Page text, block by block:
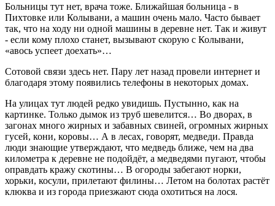
Больницы тут нет, врача тоже. Ближайшая больница - в
Пихтовке или Колывани, а машин очень мало. Часто бывает
так, что на ходу ни одной машины в деревне нет. Так и живут
- если кому плохо станет, вызывают скорую с Колывани,
«авось успеет доехать»…
Сотовой связи здесь нет. Пару лет назад провели интернет и
благодаря этому появились телефоны в некоторых домах.
На улицах тут людей редко увидишь. Пустынно, как на
картинке. Только дымок из труб шевелится… Во дворах, в
загонах много жирных и забавных свиней, огромных жирных
гусей, кони, коровы… А в лесах, говорят, медведи. Правда
люди знающие утверждают, что медведь ближе, чем на два
километра к деревне не подойдёт, а медведями пугают, чтобы
оправдать кражу скотины… В огороды забегают норки,
хорьки, косули, прилетают филины… Летом на болотах растёт
клюква и из города приезжают сюда охотиться на лося.